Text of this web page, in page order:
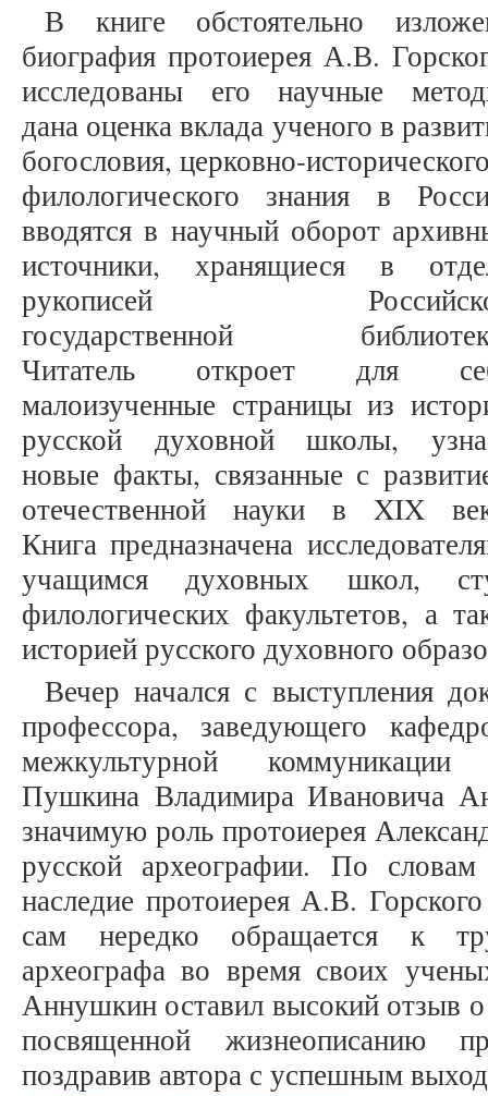
В книге обстоятельно
биография протоиерея А.В.
исследованы его научные
дана оценка вклада ученого в
богословия, церковно-
филологического знания в
вводятся в научный оборот
источники, хранящиеся в
рукописей
государственной
Читатель откроет для
малоизученные страницы из
русской духовной школы,
новые факты, связанные с
отечественной науки в XIX
Книга предназначена
учащимся духовных школ,
филологических факультетов, а
историей русского духовного
Вечер начался с выступления
профессора, заведующего
межкультурной
Пушкина Владимира Ивановича
значимую роль протоиерея
русской археографии. По
наследие протоиерея А.В.
сам нередко обращается к
археографа во время своих
Аннушкин оставил высокий отзыв
посвященной жизнеописанию
поздравив автора с успешным